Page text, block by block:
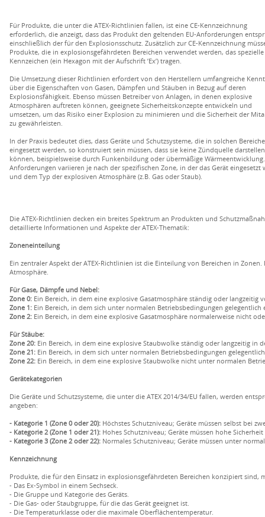
Für Produkte, die unter die ATEX-Richtlinien fallen, ist eine CE-Kennzeichnung
erforderlich, die anzeigt, dass das Produkt den geltenden EU-Anforderungen
einschließlich der für den Explosionsschutz. Zusätzlich zur CE-Kennzeichnung
Produkte, die in explosionsgefährdeten Bereichen verwendet werden, das spezielle
Kennzeichen (ein Hexagon mit der Aufschrift ’Ex’) tragen.
Die Umsetzung dieser Richtlinien erfordert von den Herstellern umfangreiche
über die Eigenschaften von Gasen, Dämpfen und Stäuben in Bezug auf deren
Explosionsfähigkeit. Ebenso müssen Betreiber von Anlagen, in denen explosive
Atmosphären auftreten können, geeignete Sicherheitskonzepte entwickeln und
umsetzen, um das Risiko einer Explosion zu minimieren und die Sicherheit der
zu gewährleisten.
In der Praxis bedeutet dies, dass Geräte und Schutzsysteme, die in solchen
eingesetzt werden, so konstruiert sein müssen, dass sie keine Zündquelle darstellen
können, beispielsweise durch Funkenbildung oder übermäßige
Anforderungen variieren je nach der spezifischen Zone, in der das Gerät eingesetzt
und dem Typ der explosiven Atmosphäre (z.B. Gas oder Staub).
Die ATEX-Richtlinien decken ein breites Spektrum an Produkten und
detaillierte Informationen und Aspekte der ATEX-Thematik:
Zoneneinteilung
Ein zentraler Aspekt der ATEX-Richtlinien ist die Einteilung von Bereichen in
Atmosphäre.
Für Gase, Dämpfe und Nebel:
Zone 0: Ein Bereich, in dem eine explosive Gasatmosphäre ständig oder langzeitig
Zone 1: Ein Bereich, in dem sich unter normalen Betriebsbedingungen
Zone 2: Ein Bereich, in dem eine explosive Gasatmosphäre normalerweise nicht
Für Stäube:
Zone 20: Ein Bereich, in dem eine explosive Staubwolke ständig oder langzeitig in
Zone 21: Ein Bereich, in dem sich unter normalen Betriebsbedingungen
Zone 22: Ein Bereich, in dem eine explosive Staubwolke nicht unter normalen
Gerätekategorien
Die Geräte und Schutzsysteme, die unter die ATEX 2014/34/EU fallen, werden
angeben:
- Kategorie 1 (Zone 0 oder 20): Höchstes Schutzniveau; Geräte müssen selbst bei
- Kategorie 2 (Zone 1 oder 21): Hohes Schutzniveau; Geräte müssen hohe
- Kategorie 3 (Zone 2 oder 22): Normales Schutzniveau; Geräte müssen unter
Kennzeichnung
Produkte, die für den Einsatz in explosionsgefährdeten Bereichen konzipiert
- Das Ex-Symbol in einem Sechseck.
- Die Gruppe und Kategorie des Geräts.
- Die Gas- oder Staubgruppe, für die das Gerät geeignet ist.
- Die Temperaturklasse oder die maximale Oberflächentemperatur.